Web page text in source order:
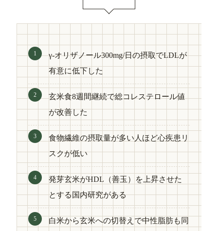
γ-オリザノール300mg/日の摂取でLDLが
有意に低下した
玄米食8週間継続で総コレステロール値
が改善した
食物繊維の摂取量が多い人ほど心疾患リ
スクが低い
発芽玄米がHDL（善玉）を上昇させた
とする国内研究がある
白米から玄米への切替えで中性脂肪も同